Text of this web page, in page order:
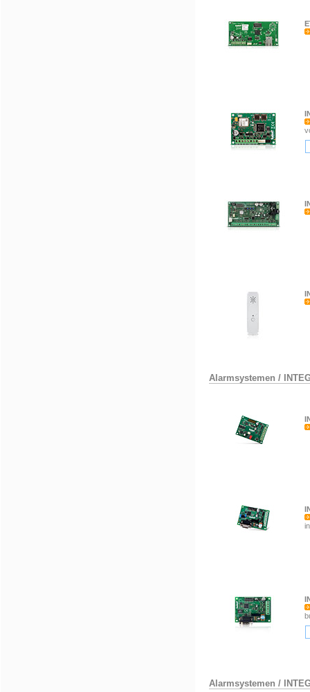
Alarmsystemen /
Alarmsystemen /